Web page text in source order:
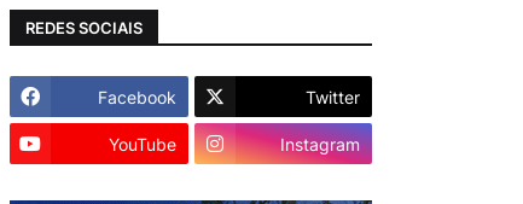
REDES SOCIAIS
Facebook Twitter
YouTube Instagram